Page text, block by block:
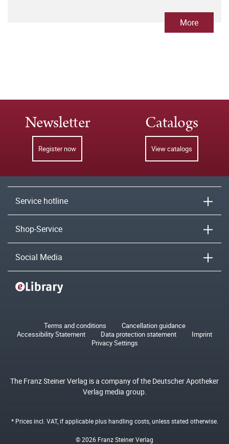
More
Newsletter
Register now
Catalogs
View catalogs
Service hotline
Shop-Service
Social Media
Terms and conditions
Cancellation guidance
Accessibility Statement
Data protection statement
Imprint
Privacy Settings
The Franz Steiner Verlag is a company of the Deutscher Apotheker
Verlag media group.
* Prices incl. VAT, if applicable plushandling costs, unless stated otherwise.
© 2026 Franz Steiner Verlag